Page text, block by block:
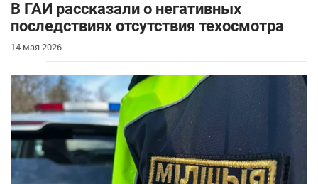
В ГАИ рассказали о негативных
последствиях отсутствия техосмотра
14 мая 2026